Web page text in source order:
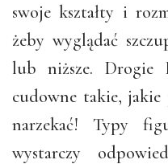
swoje kształty i
żeby wyglądać
lub niższe. Drogie
cudowne takie, jakie
narzekać! Typy
wystarczy